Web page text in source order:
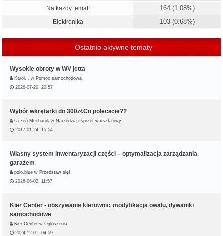
Na każdy temat! 164 (1.08%)
Elektronika 103 (0.68%)
Ostatnio aktywne tematy
Wysokie obroty w WV jetta
Karol… w Pomoc samochodowa
2026-07-20, 20:57
Wybór wkrętarki do 300zł.Co polecacie??
Uczeń Mechanik w Narzędzia i sprzęt warsztatowy
2017-01-24, 15:54
Własny system inwentaryzacji części – optymalizacja zarządzania
garażem
polo.blue w Przedstaw się!
2026-06-02, 11:57
Kier Center - obszywanie kierownic, modyfikacja owalu, dywaniki
samochodowe
Kier Center w Ogłoszenia
2024-12-01, 04:59